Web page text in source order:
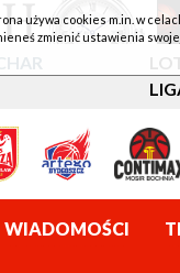
WIADOMOŚCI
używa cookies m.in. w
zmienić ustawienia